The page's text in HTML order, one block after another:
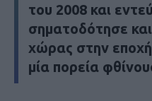
του 2008 και
σηματοδότησε
χώρας στην
μία πορεία